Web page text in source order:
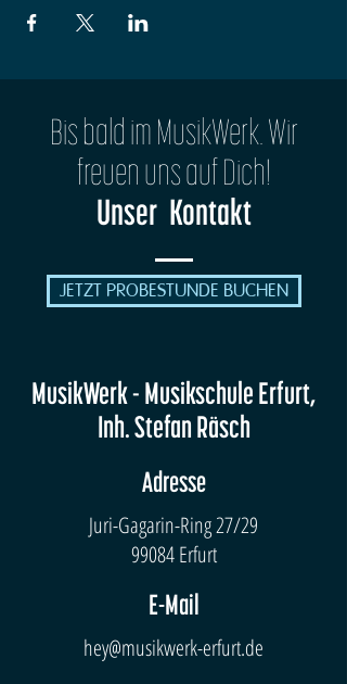
Bis bald im MusikWerk. Wir
freuen uns auf Dich!
Unser Kontakt
JETZT PROBESTUNDE BUCHEN
MusikWerk - Musikschule Erfurt,
Inh. Stefan Räsch
Adresse
Juri-Gagarin-Ring 27/29
99084 Erfurt
E-Mail
hey@musikwerk-erfurt.de